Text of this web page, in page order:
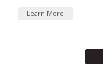
Learn More